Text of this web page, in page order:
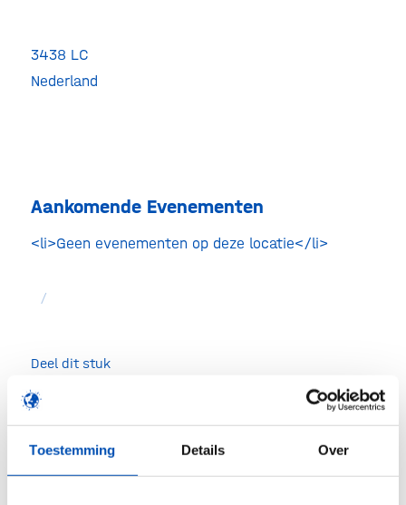
Toestemming Details Over
3438 LC
Nederland
Aankomende Evenementen
<li>Geen evenementen op deze locatie</li>
/
Deel dit stuk